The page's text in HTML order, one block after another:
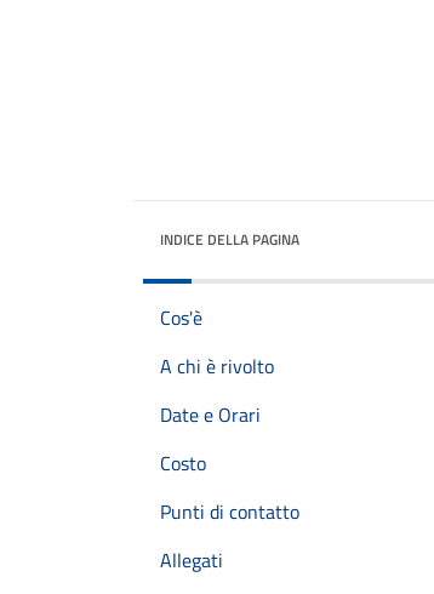
INDICE DELLA PAGINA
Cos'è
A chi è rivolto
Date e Orari
Costo
Punti di contatto
Allegati